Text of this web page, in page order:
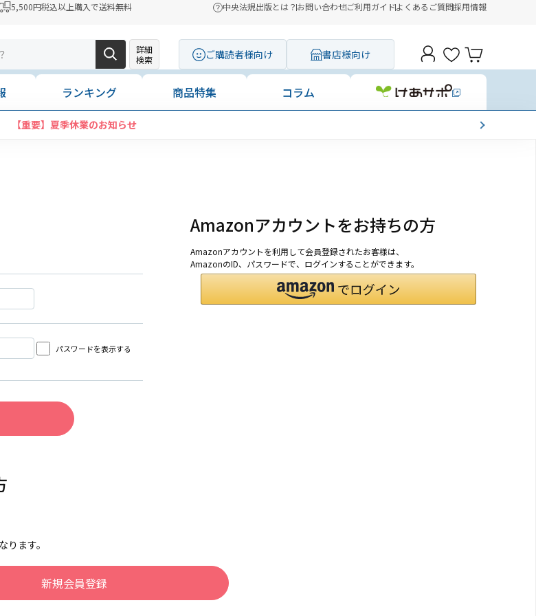
5,500円税込以上購入で送料無料 中央法規出版とは？お問い合わせご利用ガイドよくあるご質問採用情報
詳細
検索
ご購読者様向け 書店様向け
ランキング 商品特集 コラム
【重要】夏季休業のお知らせ
パスワードを表示する
Amazonアカウントをお持ちの方
Amazonアカウントを利用して会員登録されたお客様は、
AmazonのID、パスワードで、ログインすることができます。
ます。